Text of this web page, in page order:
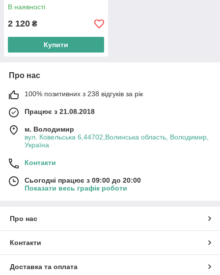
В наявності
2 120 ₴
Купити
Про нас
100% позитивних з 238 відгуків за рік
Працює з 21.08.2018
м. Володимир
вул. Ковельська 6,44702,Волинська область, Володимир,
Україна
Контакти
Сьогодні працює з 09:00 до 20:00
Показати весь графік роботи
Про нас
Контакти
Доставка та оплата